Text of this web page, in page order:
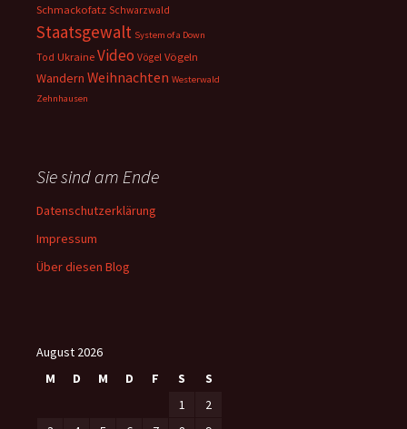
Schmackofatz Schwarzwald
Staatsgewalt System of a Down
Tod Ukraine Video Vögel Vögeln
Wandern Weihnachten Westerwald
Zehnhausen
Sie sind am Ende
Datenschutzerklärung
Impressum
Über diesen Blog
August 2026
M
D M D F S
S
1
2